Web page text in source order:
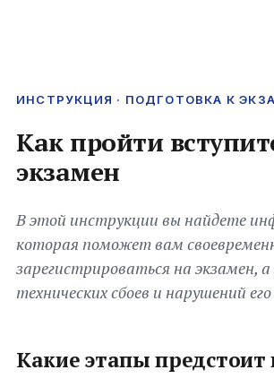
ИНСТРУКЦИЯ · ПОДГОТОВКА К
Как пройти
экзамен
В этой инструкции вы найдете
которая поможет вам
зарегистрироваться на экзамен,
технических сбоев и нарушений
Какие этапы предстоит